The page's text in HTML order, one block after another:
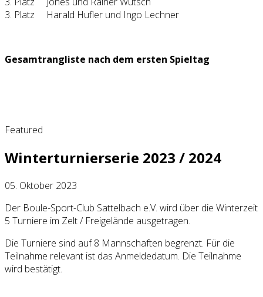
3. Platz Harald Hufler und Ingo Lechner
Gesamtrangliste nach dem ersten Spieltag
Featured
Winterturnierserie 2023 / 2024
05. Oktober 2023
Der Boule-Sport-Club Sattelbach e.V. wird über die Winterzeit
5 Turniere im Zelt / Freigelände ausgetragen.
Die Turniere sind auf 8 Mannschaften begrenzt. Für die
Teilnahme relevant ist das Anmeldedatum. Die Teilnahme
wird bestätigt.